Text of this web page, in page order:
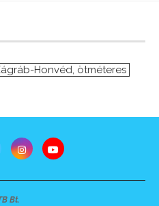
Honvéd, ötméteres
Bt.